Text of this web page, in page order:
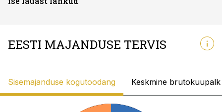
EESTI MAJANDUSE TERVIS
Sisemajanduse kogutoodang Keskmine brutokuupalk